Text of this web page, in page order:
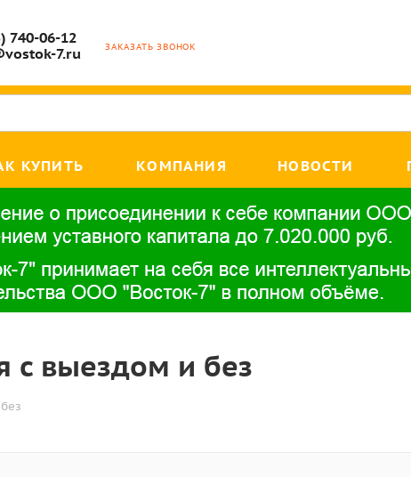
740-06-12
7.ru
ЗАКАЗАТЬ ЗВОНОК
КУПИТЬ КОМПАНИЯ НОВОСТИ
с выездом и без